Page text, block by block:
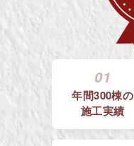
01
年間300棟の
施工実績